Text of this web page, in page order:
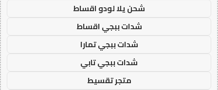
شحن يلا لودو اقساط
شدات ببجي اقساط
شدات ببجي تمارا
شدات ببجي تابي
متجر تقسيط